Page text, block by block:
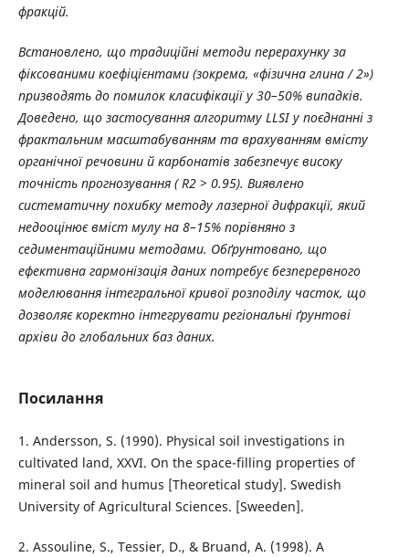
фракцій.
Встановлено, що традиційні методи перерахунку за
фіксованими коефіцієнтами (зокрема, «фізична глина / 2»)
призводять до помилок класифікації у 30–50% випадків.
Доведено, що застосування алгоритму LLSI у поєднанні з
фрактальним масштабуванням та врахуванням вмісту
органічної речовини й карбонатів забезпечує високу
точність прогнозування ( R2 > 0.95). Виявлено
систематичну похибку методу лазерної дифракції, який
недооцінює вміст мулу на 8–15% порівняно з
седиментаційними методами. Обґрунтовано, що
ефективна гармонізація даних потребує безперервного
моделювання інтегральної кривої розподілу часток, що
дозволяє коректно інтегрувати регіональні ґрунтові
архіви до глобальних баз даних.
Посилання
1. Andersson, S. (1990). Physical soil investigations in
cultivated land, XXVI. On the space-filling properties of
mineral soil and humus [Theoretical study]. Swedish
University of Agricultural Sciences. [Sweeden].
2. Assouline, S., Tessier, D., & Bruand, A. (1998). A